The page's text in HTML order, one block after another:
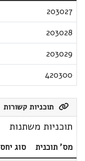
203027
203028
203029
420300
תוכניות קשורות
תוכניות משתנות
מס' תוכנית סוג יחס